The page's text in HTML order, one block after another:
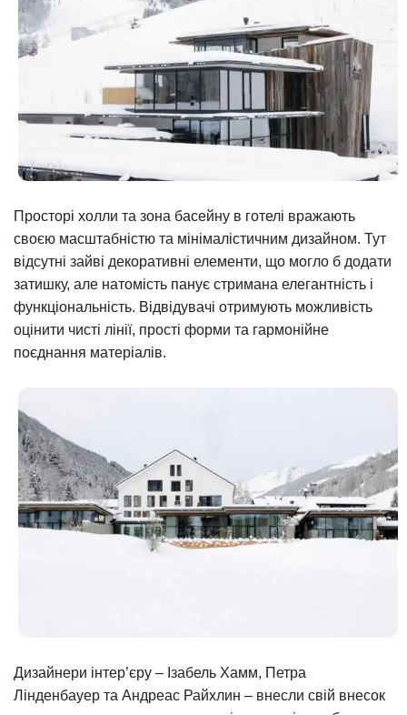
Просторі холли та зона басейну в готелі вражають
своєю масштабністю та мінімалістичним дизайном. Тут
відсутні зайві декоративні елементи, що могло б додати
затишку, але натомість панує стримана елегантність і
функціональність. Відвідувачі отримують можливість
оцінити чисті лінії, прості форми та гармонійне
поєднання матеріалів.
Дизайнери інтер’єру – Ізабель Хамм, Петра
Лінденбауер та Андреас Райхлин – внесли свій внесок